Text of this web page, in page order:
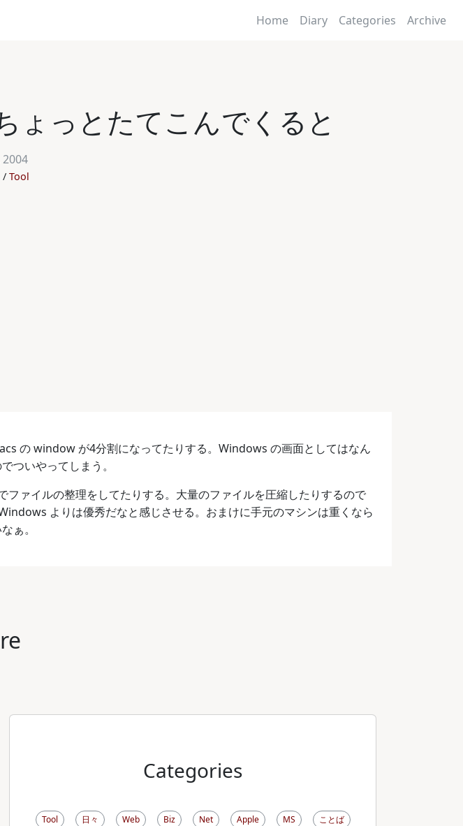
Home Diary Categories Archive
ょっとたてこんでくると
Tool
の window が4分割になってたりする。Windows の画面としてはなん
ついやってしまう。
ァイルの整理をしてたりする。大量のファイルを圧縮したりするので
よりは優秀だなと感じさせる。おまけに手元のマシンは重くなら
ぁ。
Categories
Tool 日々 Web Biz Net Apple MS
ことば